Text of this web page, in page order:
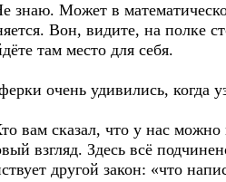
знаю. Может в
Вон, видите, на полке
там место для себя.
очень удивились, когда
вам сказал, что у нас можно
взгляд. Здесь всё
другой закон: «что